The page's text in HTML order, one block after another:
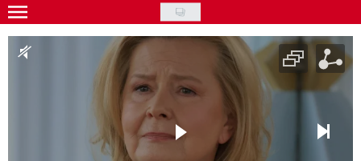
Skip
to
main
Gwiazdy